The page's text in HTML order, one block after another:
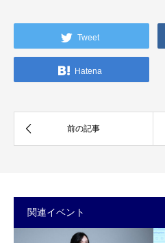
Tweet
Hatena
関連イベント